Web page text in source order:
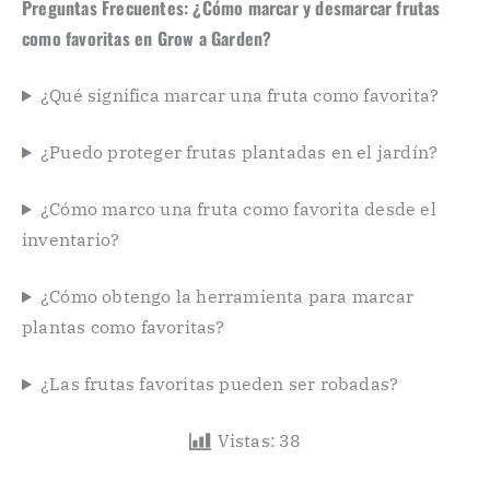
Preguntas Frecuentes: ¿Cómo marcar y desmarcar frutas
como favoritas en Grow a Garden?
¿Qué significa marcar una fruta como favorita?
¿Puedo proteger frutas plantadas en el jardín?
¿Cómo marco una fruta como favorita desde el
inventario?
¿Cómo obtengo la herramienta para marcar
plantas como favoritas?
¿Las frutas favoritas pueden ser robadas?
Vistas: 38